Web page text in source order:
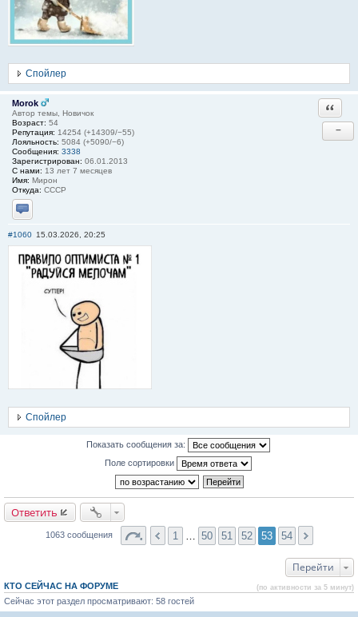
Спойлер
Morok
Автор темы, Новичок
Возраст: 54
Репутация: 14254 (+14309/−55)
Лояльность: 5084 (+5090/−6)
Сообщения: 3338
Зарегистрирован: 06.01.2013
С нами: 13 лет 7 месяцев
Имя: Мирон
Откуда: СССР
Отправить личное сообщение
−
#1060 15.03.2026, 20:25
Спойлер
Показать сообщения за:
Поле сортировки
Ответить
1063 сообщения 1 50 51 52 53 54
Перейти
КТО СЕЙЧАС НА ФОРУМЕ (по активности за 5 минут)
Сейчас этот раздел просматривают: 58 гостей